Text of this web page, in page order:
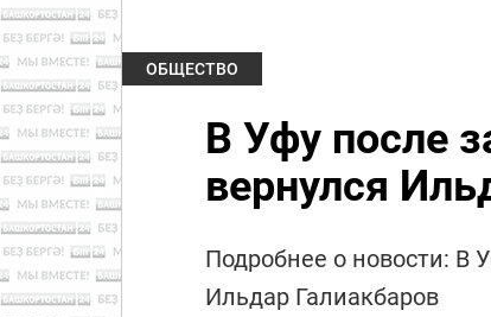
ОБЩЕСТВО
В Уфу после
вернулся
Подробнее о новости: В
Ильдар Галиакбаров